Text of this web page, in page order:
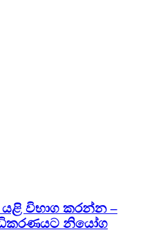
විභාග කරන්න –
නියෝග